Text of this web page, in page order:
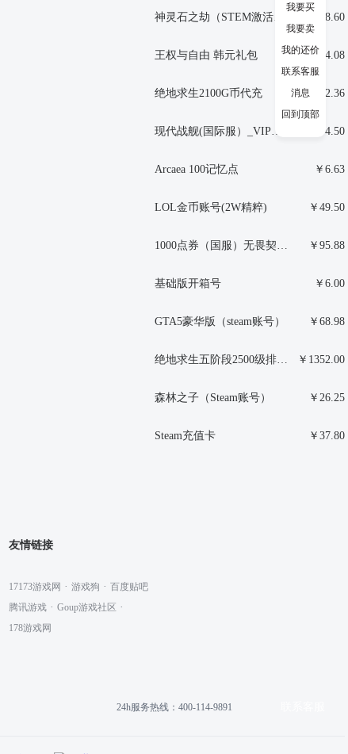
神灵石之劫（STEM激活码） ￥48.60
王权与自由 韩元礼包 ￥54.08
绝地求生2100G币代充 ￥112.36
现代战舰(国际服）_VIP通行证 ￥94.50
Arcaea 100记忆点 ￥6.63
LOL金币账号(2W精粹) ￥49.50
1000点券（国服）无畏契约VALORANT ￥95.88
基础版开箱号 ￥6.00
GTA5豪华版（steam账号） ￥68.98
绝地求生五阶段2500级排位号 ￥1352.00
森林之子（Steam账号） ￥26.25
Steam充值卡 ￥37.80
友情链接
17173游戏网 · 游戏狗 · 百度贴吧
腾讯游戏 · Goup游戏社区 ·
178游戏网
24h服务热线：400-114-9891
我要买
我要卖
我的还价
联系客服
消息
回到顶部